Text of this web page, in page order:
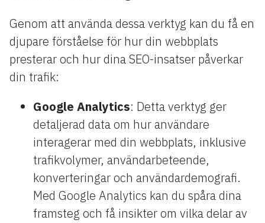
Genom att använda dessa verktyg kan du få en
djupare förståelse för hur din webbplats
presterar och hur dina SEO-insatser påverkar
din trafik:
Google Analytics: Detta verktyg ger
detaljerad data om hur användare
interagerar med din webbplats, inklusive
trafikvolymer, användarbeteende,
konverteringar och användardemografi.
Med Google Analytics kan du spåra dina
framsteg och få insikter om vilka delar av